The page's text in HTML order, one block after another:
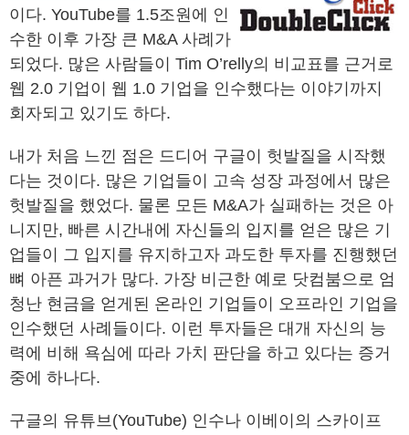
이다. YouTube를 1.5조원에 인
수한 이후 가장 큰 M&A 사례가
되었다. 많은 사람들이 Tim O’relly의 비교표를 근거로
웹 2.0 기업이 웹 1.0 기업을 인수했다는 이야기까지
회자되고 있기도 하다.
내가 처음 느낀 점은 드디어 구글이 헛발질을 시작했
다는 것이다. 많은 기업들이 고속 성장 과정에서 많은
헛발질을 했었다. 물론 모든 M&A가 실패하는 것은 아
니지만, 빠른 시간내에 자신들의 입지를 얻은 많은 기
업들이 그 입지를 유지하고자 과도한 투자를 진행했던
뼈 아픈 과거가 많다. 가장 비근한 예로 닷컴붐으로 엄
청난 현금을 얻게된 온라인 기업들이 오프라인 기업을
인수했던 사례들이다. 이런 투자들은 대개 자신의 능
력에 비해 욕심에 따라 가치 판단을 하고 있다는 증거
중에 하나다.
구글의 유튜브(YouTube) 인수나 이베이의 스카이프